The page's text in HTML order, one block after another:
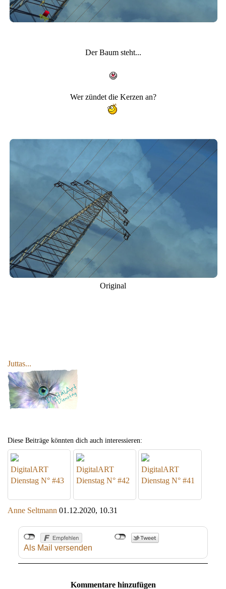
Der Baum steht...
Wer zündet die Kerzen an?
Original
Juttas...
Diese Beiträge könnten dich auch interessieren:
DigitalART
Dienstag N° #43
DigitalART
Dienstag N° #42
DigitalART
Dienstag N° #41
Anne Seltmann 01.12.2020, 10.31
Als Mail versenden
Kommentare hinzufügen